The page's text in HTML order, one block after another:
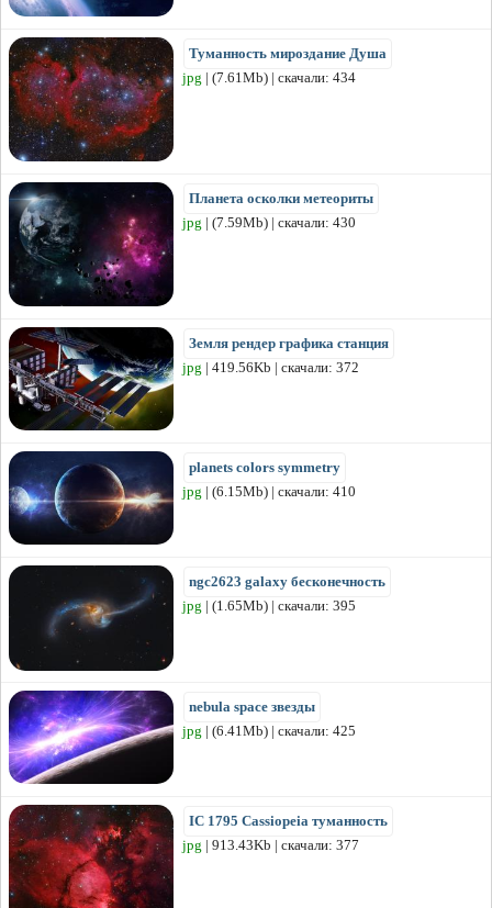
Туманность мироздание Душа
jpg | (7.61Mb) | скачали: 434
Планета осколки метеориты
jpg | (7.59Mb) | скачали: 430
Земля рендер графика станция
jpg | 419.56Kb | скачали: 372
planets colors symmetry
jpg | (6.15Mb) | скачали: 410
ngc2623 galaxy бесконечность
jpg | (1.65Mb) | скачали: 395
nebula space звезды
jpg | (6.41Mb) | скачали: 425
IC 1795 Cassiopeia туманность
jpg | 913.43Kb | скачали: 377